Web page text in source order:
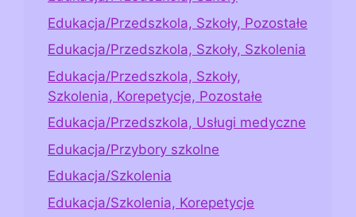
Edukacja/Przedszkola, Szkoły, Pozostałe
Edukacja/Przedszkola, Szkoły, Szkolenia
Edukacja/Przedszkola, Szkoły,
Szkolenia, Korepetycje, Pozostałe
Edukacja/Przedszkola, Usługi medyczne
Edukacja/Przybory szkolne
Edukacja/Szkolenia
Edukacja/Szkolenia, Korepetycje